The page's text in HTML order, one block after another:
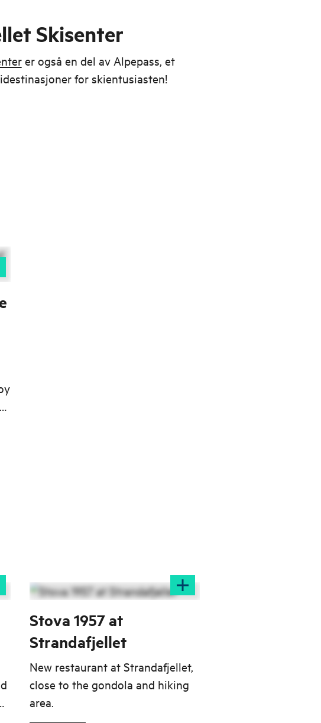
Skisenter
er også en del av Alpepass, et
for skientusiasten!
Stova 1957 at
Strandafjellet
New restaurant at Strandafjellet,
close to the gondola and hiking
area.